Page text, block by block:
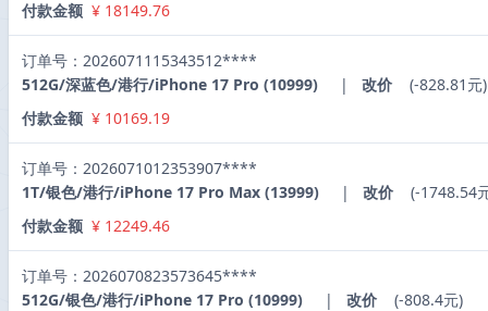
付款金额 ¥ 18149.76
订单号：2026071115343512****
512G/深蓝色/港行/iPhone 17 Pro (10999)
| 改价
(-828.81元)
付款金额 ¥ 10169.19
订单号：2026071012353907****
1T/银色/港行/iPhone 17 Pro Max (13999)
| 改价
(-1748.54
付款金额 ¥ 12249.46
订单号：2026070823573645****
512G/银色/港行/iPhone 17 Pro (10999)
| 改价
(-808.4元)